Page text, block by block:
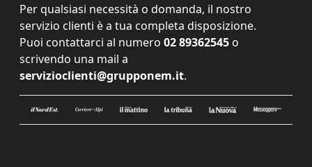
Per qualsiasi necessità o domanda, il nostro
servizio clienti è a tua completa disposizione.
Puoi contattarci al numero 02 89362545 o
scrivendo una mail a
servizioclienti@grupponem.it.